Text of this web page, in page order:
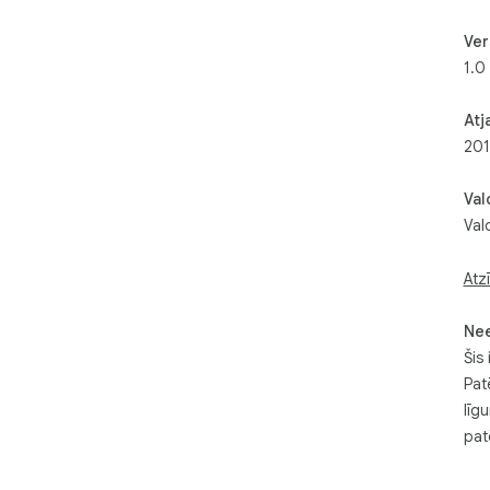
1.0
Šis